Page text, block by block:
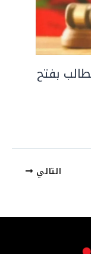
بفتح
التالي